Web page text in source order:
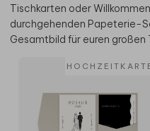
Tischkarten oder
durchgehenden Papeterie-
Gesamtbild für euren großen